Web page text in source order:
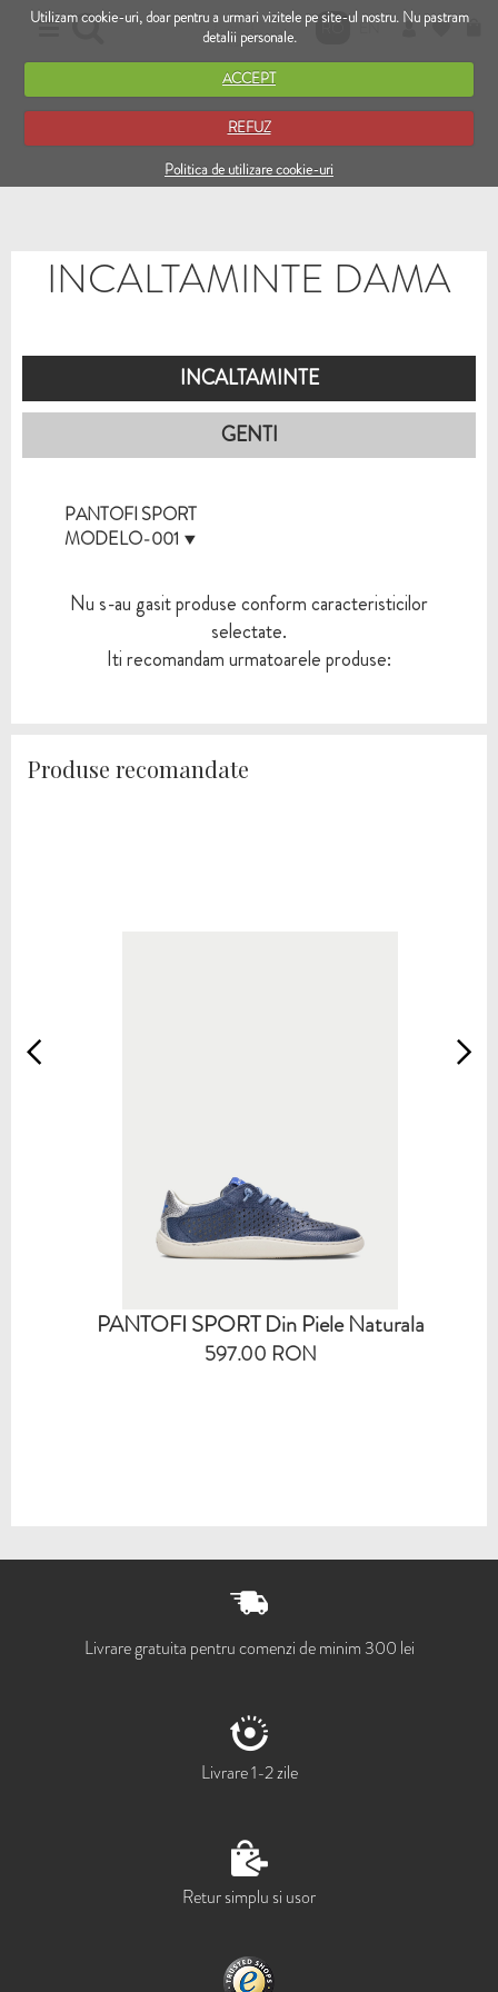
Utilizam cookie-uri, doar pentru a urmari vizitele pe site-ul nostru. Nu pastram
detalii personale.
ACCEPT
REFUZ
Politica de utilizare cookie-uri
RO EN
INCALTAMINTE DAMA
INCALTAMINTE
GENTI
PANTOFI SPORT
MODELO-001
Nu s-au gasit produse conform caracteristicilor
selectate.
Iti recomandam urmatoarele produse:
Produse recomandate
PANTOFI SPORT Din Piele Naturala
597.00 RON
Livrare gratuita pentru comenzi de minim 300 lei
Livrare 1-2 zile
Retur simplu si usor